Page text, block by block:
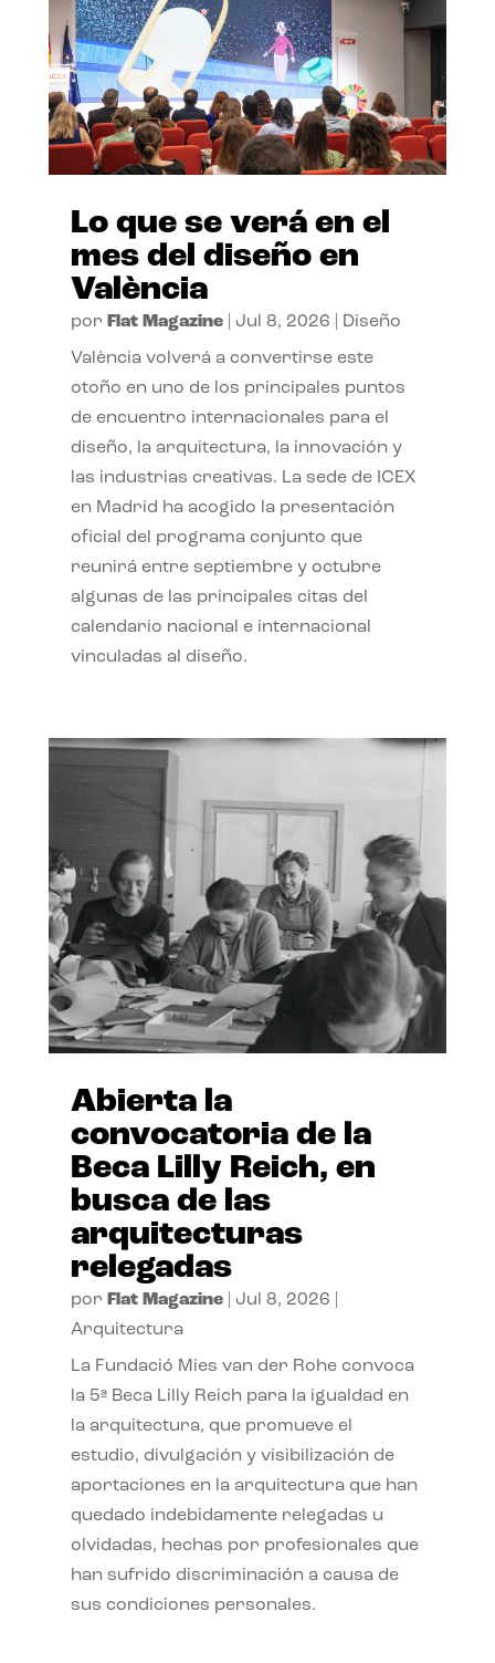
Lo que se verá en el
mes del diseño en
València
por Flat Magazine| Jul 8, 2026 Diseño
València volverá a convertirse este
otoño en uno de los principales puntos
de encuentro internacionales para el
diseño, la arquitectura, la innovación y
las industrias creativas. La sede de ICEX
en Madrid ha acogido la presentación
oficial del programa conjunto que
reunirá entre septiembre y octubre
algunas de las principales citas del
calendario nacional e internacional
vinculadas al diseño.
Abierta la
convocatoria de la
Beca Lilly Reich, en
busca de las
arquitecturas
relegadas
por Flat Magazine| Jul 8, 2026
Arquitectura
La Fundació Mies van der Rohe convoca
la 5ª Beca Lilly Reich para la igualdad en
la arquitectura, que promueve el
estudio, divulgación y visibilización de
aportaciones en la arquitectura que han
quedado indebidamente relegadas u
olvidadas, hechas por profesionales que
han sufrido discriminación a causa de
sus condiciones personales.